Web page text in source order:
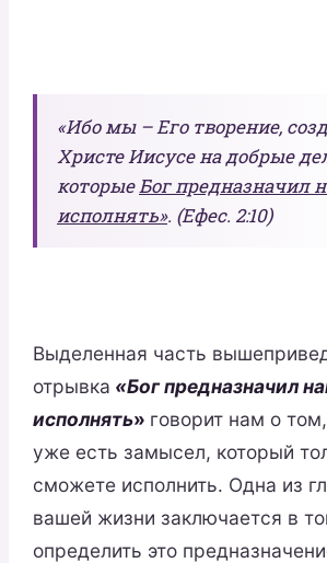
«Ибо мы – Его творение,
Христе Иисусе на добрые
которыеБог предназначил
исполнять». (Ефес. 2:10)
Выделенная часть
отрывка «Бог предназначил
исполнять» говорит нам о
уже есть замысел, который
сможете исполнить. Одна из
вашей жизни заключается в
определить это